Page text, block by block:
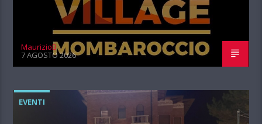
MaurizioB
7 AGOSTO 2026
EVENTI